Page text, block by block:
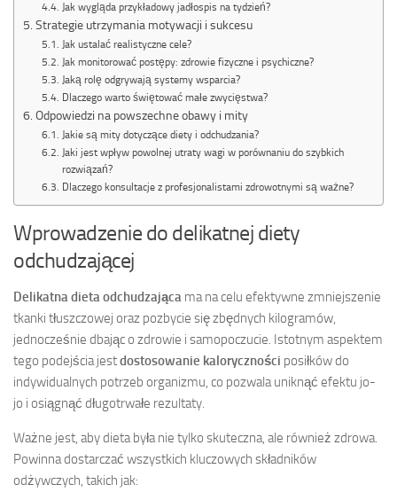
Jak wygląda przykładowy jadłospis na tydzień?
Strategie utrzymania motywacji i sukcesu
Jak ustalać realistyczne cele?
Jak monitorować postępy: zdrowie fizyczne i psychiczne?
Jaką rolę odgrywają systemy wsparcia?
Dlaczego warto świętować małe zwycięstwa?
Odpowiedzi na powszechne obawy i mity
Jakie są mity dotyczące diety i odchudzania?
Jaki jest wpływ powolnej utraty wagi w porównaniu do szybkich
rozwiązań?
Dlaczego konsultacje z profesjonalistami zdrowotnymi są ważne?
Wprowadzenie do delikatnej diety
odchudzającej
Delikatna dieta odchudzająca ma na celu efektywne zmniejszenie
tkanki tłuszczowej oraz pozbycie się zbędnych kilogramów,
jednocześnie dbając o zdrowie i samopoczucie. Istotnym aspektem
tego podejścia jestdostosowanie kaloryczności posiłków do
indywidualnych potrzeb organizmu, co pozwala uniknąć efektu jo-
jo i osiągnąć długotrwałe rezultaty.
Ważne jest, aby dieta była nie tylko skuteczna, ale również zdrowa.
Powinna dostarczać wszystkich kluczowych składników
odżywczych, takich jak: